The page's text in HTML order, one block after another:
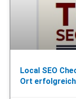
Local SEO
Ort erfolgreich